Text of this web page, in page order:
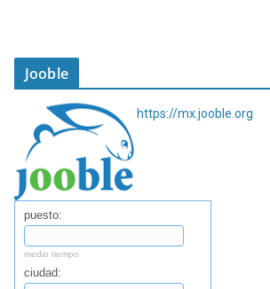
Jooble
https://mx.jooble.org
puesto:
medio tiempo
ciudad: